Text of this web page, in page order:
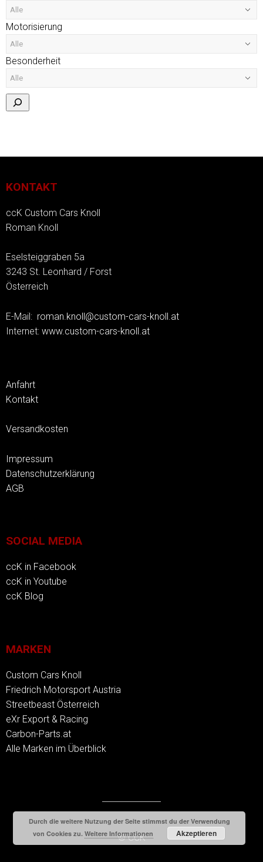
Motorisierung
Besonderheit
KONTAKT
ccK Custom Cars Knoll
Roman Knoll
Eselsteiggraben 5a
3243 St. Leonhard / Forst
Österreich
E-Mail: roman.knoll@custom-cars-knoll.at
Internet: www.custom-cars-knoll.at
Anfahrt
Kontakt
Versandkosten
Impressum
Datenschutzerklärung
AGB
SOCIAL MEDIA
ccK in Facebook
ccK in Youtube
ccK Blog
MARKEN
Custom Cars Knoll
Friedrich Motorsport Austria
Streetbeast Österreich
eXr Export & Racing
Carbon-Parts.at
Alle Marken im Überblick
© CCK
Durch die weitere Nutzung der Seite stimmst du der Verwendung
von Cookies zu.Weitere Informationen Akzeptieren